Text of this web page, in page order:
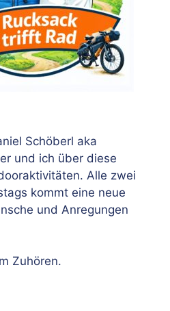
Schöberl aka
und ich über diese
Alle zwei
kommt eine neue
und Anregungen
Zuhören.